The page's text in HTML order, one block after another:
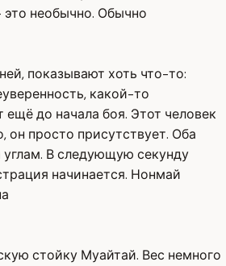
необычно. Обычно
показывают хоть что-то:
какой-то
ещё до начала боя. Этот человек
он просто присутствует. Оба
В следующую секунду
начинается. Нонмай
стойку Муайтай. Вес немного